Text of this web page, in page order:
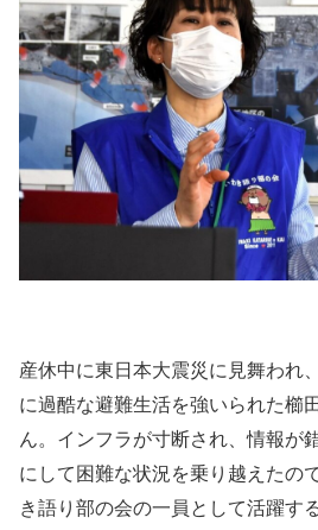
産休中に東日本大震災に見舞われ
に過酷な避難生活を強いられた櫛
ん。インフラが寸断され、情報が
にして困難な状況を乗り越えたの
き語り部の会の一員として活躍す